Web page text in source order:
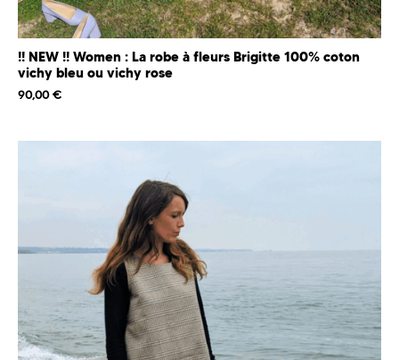
!! NEW !! Women : La robe à fleurs Brigitte 100% coton
vichy bleu ou vichy rose
90,00€